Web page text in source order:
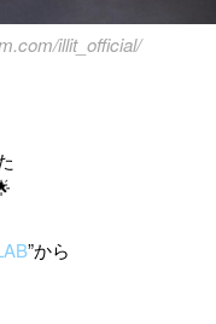
illit_official/
”から